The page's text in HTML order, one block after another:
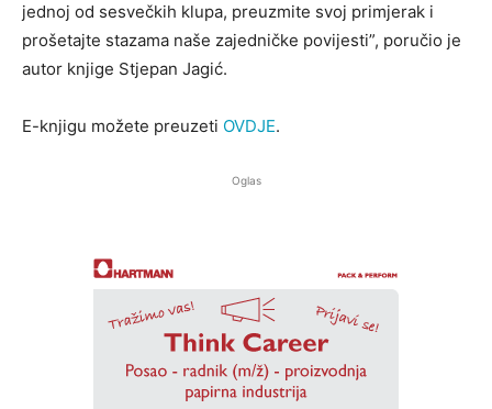
jednoj od sesvečkih klupa, preuzmite svoj primjerak i
prošetajte stazama naše zajedničke povijesti”, poručio je
autor knjige Stjepan Jagić.
E-knjigu možete preuzeti OVDJE.
Oglas